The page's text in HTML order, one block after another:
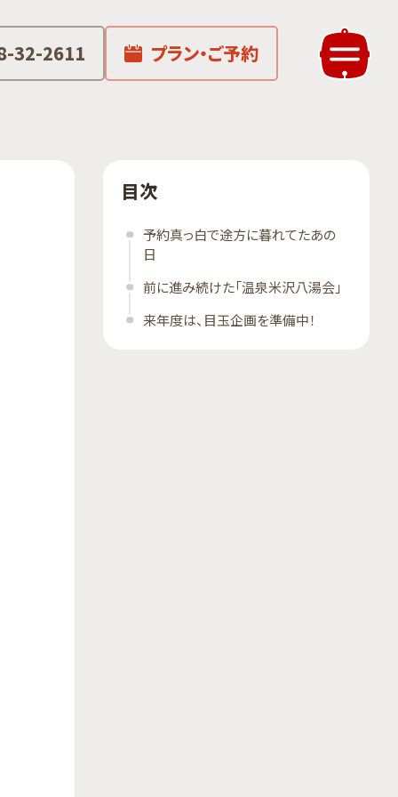
32-2611 プラン・ご予約
目次
予約真っ白で途方に暮れてたあの
日
前に進み続けた「温泉米沢八湯会」
来年度は、目玉企画を準備中！